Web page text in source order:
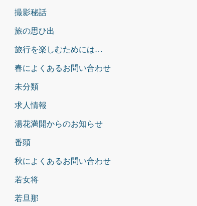
撮影秘話
旅の思ひ出
旅行を楽しむためには…
春によくあるお問い合わせ
未分類
求人情報
湯花満開からのお知らせ
番頭
秋によくあるお問い合わせ
若女将
若旦那